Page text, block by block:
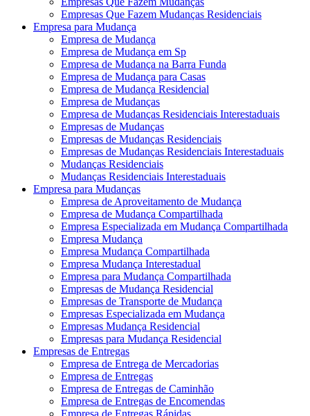
Empresas Que Fazem Mudanças Residenciais
Empresa para Mudança
Empresa de Mudança
Empresa de Mudança em Sp
Empresa de Mudança na Barra Funda
Empresa de Mudança para Casas
Empresa de Mudança Residencial
Empresa de Mudanças
Empresa de Mudanças Residenciais Interestaduais
Empresas de Mudanças
Empresas de Mudanças Residenciais
Empresas de Mudanças Residenciais Interestaduais
Mudanças Residenciais
Mudanças Residenciais Interestaduais
Empresa para Mudanças
Empresa de Aproveitamento de Mudança
Empresa de Mudança Compartilhada
Empresa Especializada em Mudança Compartilhada
Empresa Mudança
Empresa Mudança Compartilhada
Empresa Mudança Interestadual
Empresa para Mudança Compartilhada
Empresas de Mudança Residencial
Empresas de Transporte de Mudança
Empresas Especializada em Mudança
Empresas Mudança Residencial
Empresas para Mudança Residencial
Empresas de Entregas
Empresa de Entrega de Mercadorias
Empresa de Entregas
Empresa de Entregas de Caminhão
Empresa de Entregas de Encomendas
Empresa de Entregas Rápidas